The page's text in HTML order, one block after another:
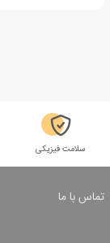
سلامت فیزیکی
تماس با ما